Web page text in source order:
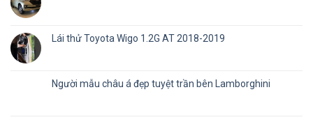
Lái thử Toyota Wigo 1.2G AT 2018-2019
Người mẫu châu á đẹp tuyệt trần bên Lamborghini